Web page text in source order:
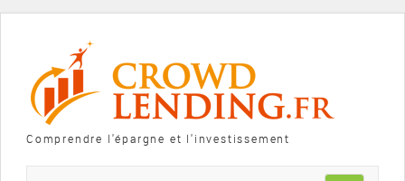
Comprendre l'épargne et l'investissement